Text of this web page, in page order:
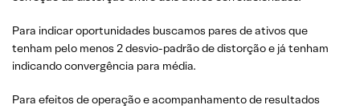
Para indicar oportunidades buscamos pares de ativos que
tenham pelo menos 2 desvio-padrão de distorção e já tenham
indicando convergência para média.
Para efeitos de operação e acompanhamento de resultados